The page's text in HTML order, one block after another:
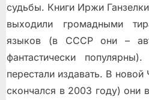
судьбы. Книги Иржи
выходили громадными
языков (в СССР они –
фантастически
перестали издавать. В новой
скончался в 2003 году) они